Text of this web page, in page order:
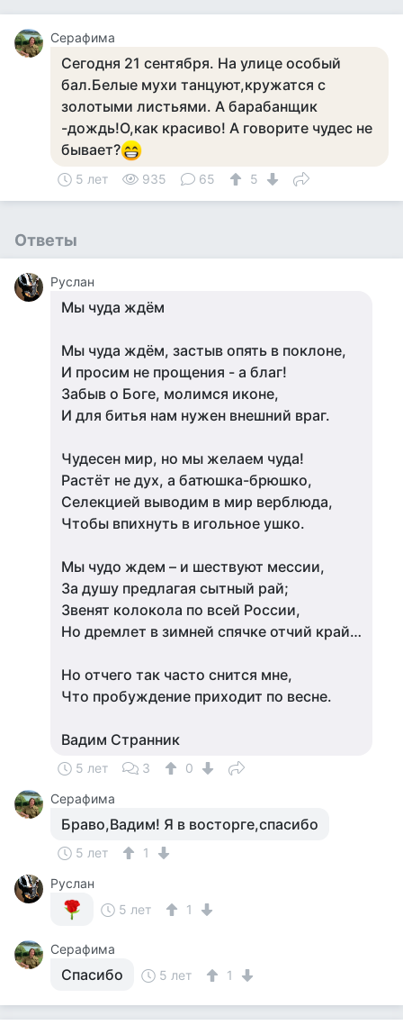
Серафима
Сегодня 21 сентября. На улице особый
бал.Белые мухи танцуют,кружатся с
золотыми листьями. А барабанщик
-дождь!О,как красиво! А говорите чудес не
бывает?
5 лет 935 65 5
Ответы
Руслан
Мы чуда ждём
Мы чуда ждём, застыв опять в поклоне,
И просим не прощения - а благ!
Забыв о Боге, молимся иконе,
И для битья нам нужен внешний враг.
Чудесен мир, но мы желаем чуда!
Растёт не дух, а батюшка-брюшко,
Селекцией выводим в мир верблюда,
Чтобы впихнуть в игольное ушко.
Мы чудо ждем – и шествуют мессии,
За душу предлагая сытный рай;
Звенят колокола по всей России,
Но дремлет в зимней спячке отчий край…
Но отчего так часто снится мне,
Что пробуждение приходит по весне.
Вадим Странник
5 лет 3
0
Серафима
Браво,Вадим! Я в восторге,спасибо
5 лет
1
Руслан
5 лет
1
Серафима
Спасибо 5 лет 1